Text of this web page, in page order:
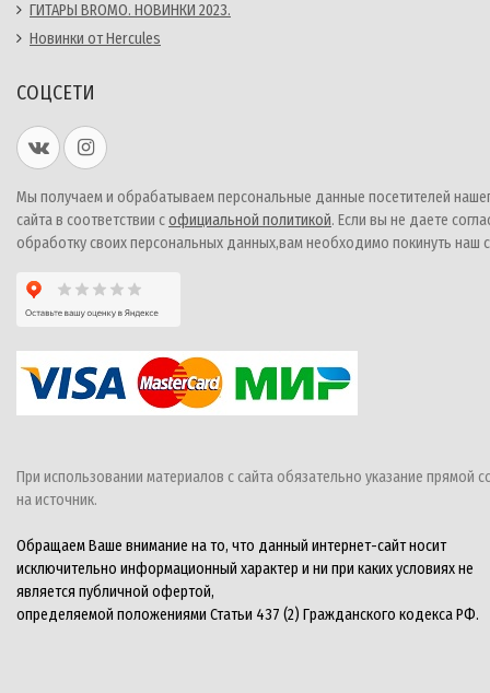
ГИТАРЫ BROMO. НОВИНКИ 2023.
Новинки от Hercules
СОЦСЕТИ
Мы получаем и обрабатываем персональные данные посетителей
сайта в соответствии софициальной политикой. Если вы не даете
обработку своих персональных данных,вам необходимо покинуть наш
При использовании материалов с сайта обязательно указание прямой
на источник.
Обращаем Ваше внимание на то, что данный интернет-сайт носит
исключительно информационный характер и ни при каких условиях не
является публичной офертой,
определяемой положениями Статьи 437 (2) Гражданского кодекса РФ.